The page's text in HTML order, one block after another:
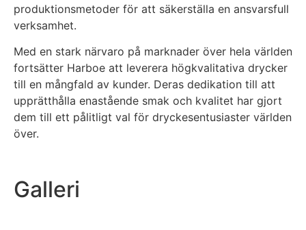
produktionsmetoder för att säkerställa en ansvarsfull
verksamhet.
Med en stark närvaro på marknader över hela världen
fortsätter Harboe att leverera högkvalitativa drycker
till en mångfald av kunder. Deras dedikation till att
upprätthålla enastående smak och kvalitet har gjort
dem till ett pålitligt val för dryckesentusiaster världen
över.
Galleri